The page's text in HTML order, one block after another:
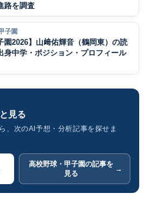
路を調査
子園
園2026】山﨑佑輝音（鶴岡東）の読
身中学・ポジション・プロフィール
見る
、次のAI予想・分析記事を探せま
高校野球・甲子園の記事を
見る
→